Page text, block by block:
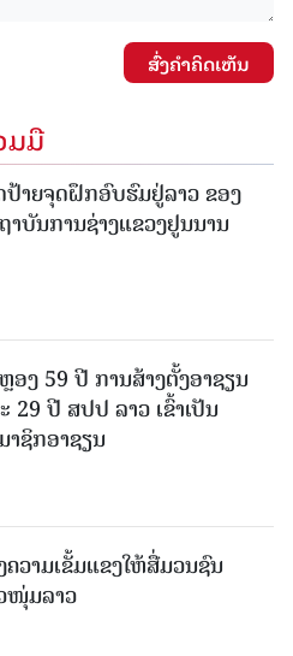
ສົ່ງຄໍາຄິດເຫັນ
ມມື
ປ້າຍຈຸດຝຶກອົບຮົມຢູ່ລາວ ຂອງ
າບັນການຊ່າງແຂວງຢູນນານ
ອງ 59 ປີ ການສ້າງຕັ້ງອາຊຽນ
29 ປີ ສປປ ລາວ ເຂົ້າເປັນ
າຊິກອາຊຽນ
ຄວາມເຂັ້ມແຂງໃຫ້ສື່ມວນຊົນ
ໜຸ່ມລາວ